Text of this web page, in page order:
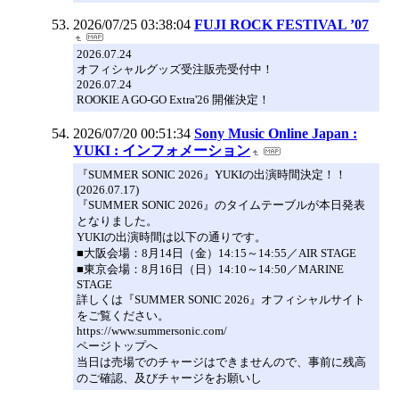
2026/07/25 03:38:04 FUJI ROCK FESTIVAL ’07
2026.07.24
オフィシャルグッズ受注販売受付中！
2026.07.24
ROOKIE A GO-GO Extra'26 開催決定！
2026/07/20 00:51:34 Sony Music Online Japan :
YUKI : インフォメーション
『SUMMER SONIC 2026』YUKIの出演時間決定！！
(2026.07.17)
『SUMMER SONIC 2026』のタイムテーブルが本日発表
となりました。
YUKIの出演時間は以下の通りです。
■大阪会場：8月14日（金）14:15～14:55／AIR STAGE
■東京会場：8月16日（日）14:10～14:50／MARINE
STAGE
詳しくは『SUMMER SONIC 2026』オフィシャルサイト
をご覧ください。
https://www.summersonic.com/
ページトップへ
当日は売場でのチャージはできませんので、事前に残高
のご確認、及びチャージをお願いし